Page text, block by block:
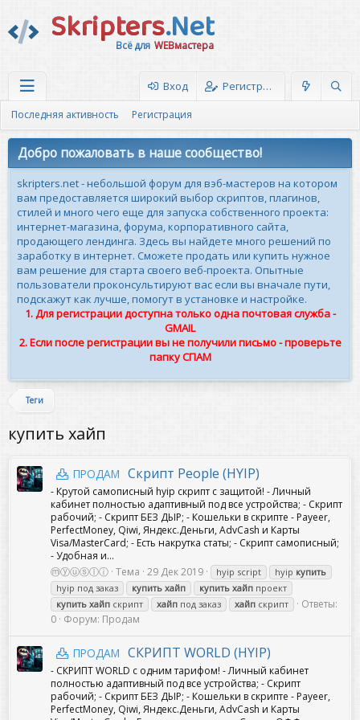
Skripters.Net
Всё для WEBмастера
Вход Регистрация
Последняя активность Регистрация
Добро пожаловать в наше сообщество!
skripters.net - небольшой форум для вэб-мастеров на котором
вам предоставляется широкий выбор скриптов, плагинов,
стилей и много чего еще для запуска собственного проекта:
интернет-магазина, форума, корпоративного сайта,
продающего лендинга. Здесь вы найдете много решений по
заработку в интернет. Сможете продать или купить нужное
вам решение для старта своего веб-проекта. Опытные
пользователи проконсультируют вас если вы вначале пути,
подскажут как лучше, помогут в установке и настройке.
1. Для регистрации доступна только одна почтовая служба -
GMAIL
2. Если после регистрации вы не получили письмо - проверьте
папку СПАМ
Теги
купить хайп
ПРОДАМ Скрипт People (HYIP)
- Крутой самописный hyip скрипт с защитой! - Личный
кабинет полностью адаптивный под все устройства; - Скрипт
рабочий; - Скрипт БЕЗ ДЫР; - Кошельки в скрипте - Payeer,
PerfectMoney, Qiwi, Яндекс.Деньги, AdvCash и Карты
Visa/MasterCard; - Есть накрутка статы; - Скрипт самописный;
- Удобная и...
ⓜⓨⓤⓢⓛⓘ Тема 29 Дек 2019 hyip script hyip купить
hyip под заказ
купить хайп купить хайп проект
купить хайп скрипт хайп под заказ хайп скрипт
Ответы:
0 Форум: Продам
ПРОДАМ СКРИПТ WORLD (HYIP)
- СКРИПТ WORLD с одним тарифом! - Личный кабинет
полностью адаптивный под все устройства; - Скрипт
рабочий; - Скрипт БЕЗ ДЫР; - Кошельки в скрипте - Payeer,
PerfectMoney, Qiwi, Яндекс.Деньги, AdvCash и Карты